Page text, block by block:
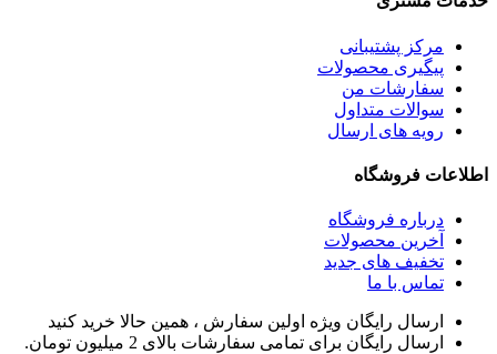
مرکز پشتیبانی
پیگیری محصولات
سفارشات من
سوالات متداول
رویه های ارسال
اطلاعات فروشگاه
درباره فروشگاه
آخرین محصولات
تخفیف های جدید
تماس با ما
ارسال رایگان ویژه اولین سفارش ، همین حالا خرید کنید
ارسال رایگان برای تمامی سفارشات بالای 2 میلیون تومان.